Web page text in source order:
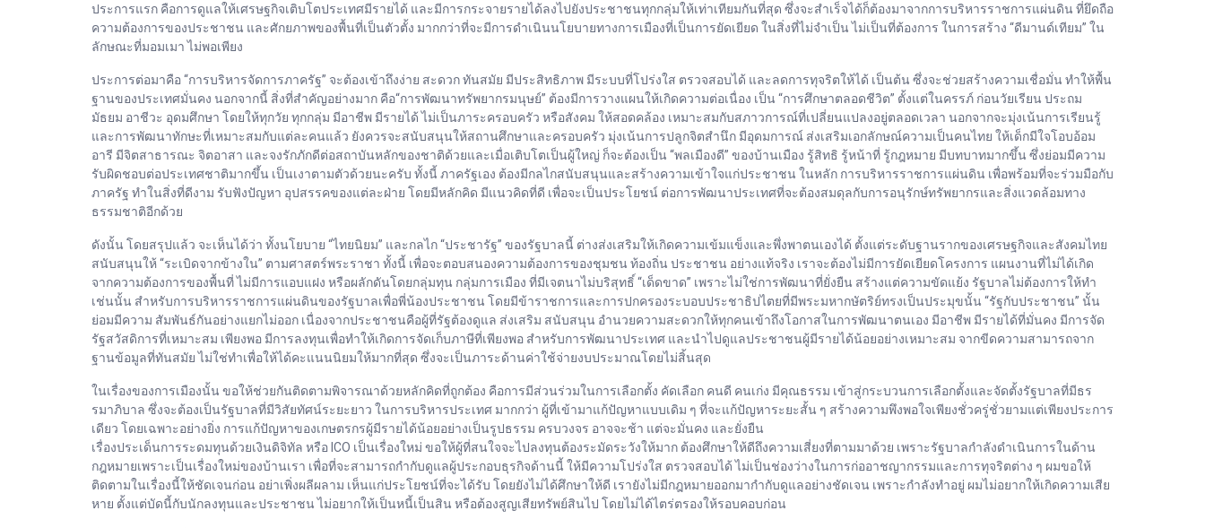
ประการแรก คือการดูแลให้เศรษฐกิจเติบโตประเทศมีรายได้ และมีการกระจายรายได้ลงไปยังประชาชนทุกกลุ่มให้เท่าเทียมกันที่สุด ซึ่งจะสำเร็จได้ก็ต้องมาจากการบริหารราชการแผ่นดิน ที่ยึดถือ
ความต้องการของประชาชน และศักยภาพของพื้นที่เป็นตัวตั้ง มากกว่าที่จะมีการดำเนินนโยบายทางการเมืองที่เป็นการยัดเยียด ในสิ่งที่ไม่จำเป็น ไม่เป็นที่ต้องการ ในการสร้าง “ดีมานด์เทียม” ใน
ลักษณะที่มอมเมา ไม่พอเพียง
ประการต่อมาคือ “การบริหารจัดการภาครัฐ” จะต้องเข้าถึงง่าย สะดวก ทันสมัย มีประสิทธิภาพ มีระบบที่โปร่งใส ตรวจสอบได้ และลดการทุจริตให้ได้ เป็นต้น ซึ่งจะช่วยสร้างความเชื่อมั่น ทำให้พื้น
ฐานของประเทศมั่นคง นอกจากนี้ สิ่งที่สำคัญอย่างมาก คือ“การพัฒนาทรัพยากรมนุษย์” ต้องมีการวางแผนให้เกิดความต่อเนื่อง เป็น “การศึกษาตลอดชีวิต” ตั้งแต่ในครรภ์ ก่อนวัยเรียน ประถม
มัธยม อาชีวะ อุดมศึกษา โดยให้ทุกวัย ทุกกลุ่ม มีอาชีพ มีรายได้ ไม่เป็นภาระครอบครัว หรือสังคม ให้สอดคล้อง เหมาะสมกับสภาวการณ์ที่เปลี่ยนแปลงอยู่ตลอดเวลา นอกจากจะมุ่งเน้นการเรียนรู้
และการพัฒนาทักษะที่เหมาะสมกับแต่ละคนแล้ว ยังควรจะสนับสนุนให้สถานศึกษาและครอบครัว มุ่งเน้นการปลูกจิตสำนึก มีอุดมการณ์ ส่งเสริมเอกลักษณ์ความเป็นคนไทย ให้เด็กมีใจโอบอ้อม
อารี มีจิตสาธารณะ จิตอาสา และจงรักภักดีต่อสถาบันหลักของชาติด้วยและเมื่อเติบโตเป็นผู้ใหญ่ ก็จะต้องเป็น “พลเมืองดี” ของบ้านเมือง รู้สิทธิ รู้หน้าที่ รู้กฎหมาย มีบทบาทมากขึ้น ซึ่งย่อมมีความ
รับผิดชอบต่อประเทศชาติมากขึ้น เป็นเงาตามตัวด้วยนะครับ ทั้งนี้ ภาครัฐเอง ต้องมีกลไกสนับสนุนและสร้างความเข้าใจแก่ประชาชน ในหลัก การบริหารราชการแผ่นดิน เพื่อพร้อมที่จะร่วมมือกับ
ภาครัฐ ทำในสิ่งที่ดีงาม รับฟังปัญหา อุปสรรคของแต่ละฝ่าย โดยมีหลักคิด มีแนวคิดที่ดี เพื่อจะเป็นประโยชน์ ต่อการพัฒนาประเทศที่จะต้องสมดุลกับการอนุรักษ์ทรัพยากรและสิ่งแวดล้อมทาง
ธรรมชาติอีกด้วย
ดังนั้น โดยสรุปแล้ว จะเห็นได้ว่า ทั้งนโยบาย “ไทยนิยม” และกลไก “ประชารัฐ” ของรัฐบาลนี้ ต่างส่งเสริมให้เกิดความเข้มแข็งและพึ่งพาตนเองได้ ตั้งแต่ระดับฐานรากของเศรษฐกิจและสังคมไทย
สนับสนุนให้ “ระเบิดจากข้างใน” ตามศาสตร์พระราชา ทั้งนี้ เพื่อจะตอบสนองความต้องการของชุมชน ท้องถิ่น ประชาชน อย่างแท้จริง เราจะต้องไม่มีการยัดเยียดโครงการ แผนงานที่ไม่ได้เกิด
จากความต้องการของพื้นที่ ไม่มีการแอบแฝง หรือผลักดันโดยกลุ่มทุน กลุ่มการเมือง ที่มีเจตนาไม่บริสุทธิ์ “เด็ดขาด” เพราะไม่ใช่การพัฒนาที่ยั่งยืน สร้างแต่ความขัดแย้ง รัฐบาลไม่ต้องการให้ทำ
เช่นนั้น สำหรับการบริหารราชการแผ่นดินของรัฐบาลเพื่อพี่น้องประชาชน โดยมีข้าราชการและการปกครองระบอบประชาธิปไตยที่มีพระมหากษัตริย์ทรงเป็นประมุขนั้น “รัฐกับประชาชน” นั้น
ย่อมมีความ สัมพันธ์กันอย่างแยกไม่ออก เนื่องจากประชาชนคือผู้ที่รัฐต้องดูแล ส่งเสริม สนับสนุน อำนวยความสะดวกให้ทุกคนเข้าถึงโอกาสในการพัฒนาตนเอง มีอาชีพ มีรายได้ที่มั่นคง มีการจัด
รัฐสวัสดิการที่เหมาะสม เพียงพอ มีการลงทุนเพื่อทำให้เกิดการจัดเก็บภาษีที่เพียงพอ สำหรับการพัฒนาประเทศ และนำไปดูแลประชาชนผู้มีรายได้น้อยอย่างเหมาะสม จากขีดความสามารถจาก
ฐานข้อมูลที่ทันสมัย ไม่ใช่ทำเพื่อให้ได้คะแนนนิยมให้มากที่สุด ซึ่งจะเป็นภาระด้านค่าใช้จ่ายงบประมาณโดยไม่สิ้นสุด
ในเรื่องของการเมืองนั้น ขอให้ช่วยกันติดตามพิจารณาด้วยหลักคิดที่ถูกต้อง คือการมีส่วนร่วมในการเลือกตั้ง คัดเลือก คนดี คนเก่ง มีคุณธรรม เข้าสู่กระบวนการเลือกตั้งและจัดตั้งรัฐบาลที่มีธร
รมาภิบาล ซึ่งจะต้องเป็นรัฐบาลที่มีวิสัยทัศน์ระยะยาว ในการบริหารประเทศ มากกว่า ผู้ที่เข้ามาแก้ปัญหาแบบเดิม ๆ ที่จะแก้ปัญหาระยะสั้น ๆ สร้างความพึงพอใจเพียงชั่วครู่ชั่วยามแต่เพียงประการ
เดียว โดยเฉพาะอย่างยิ่ง การแก้ปัญหาของเกษตรกรผู้มีรายได้น้อยอย่างเป็นรูปธรรม ครบวงจร อาจจะช้า แต่จะมั่นคง และยั่งยืน
เรื่องประเด็นการระดมทุนด้วยเงินดิจิทัล หรือ ICO เป็นเรื่องใหม่ ขอให้ผู้ที่สนใจจะไปลงทุนต้องระมัดระวังให้มาก ต้องศึกษาให้ดีถึงความเสี่ยงที่ตามมาด้วย เพราะรัฐบาลกำลังดำเนินการในด้าน
กฎหมายเพราะเป็นเรื่องใหม่ของบ้านเรา เพื่อที่จะสามารถกำกับดูแลผู้ประกอบธุรกิจด้านนี้ ให้มีความโปร่งใส ตรวจสอบได้ ไม่เป็นช่องว่างในการก่ออาชญากรรมและการทุจริตต่าง ๆ ผมขอให้
ติดตามในเรื่องนี้ให้ชัดเจนก่อน อย่าเพิ่งผลีผลาม เห็นแก่ประโยชน์ที่จะได้รับ โดยยังไม่ได้ศึกษาให้ดี เรายังไม่มีกฎหมายออกมากำกับดูแลอย่างชัดเจน เพราะกำลังทำอยู่ ผมไม่อยากให้เกิดความเสีย
หาย ตั้งแต่บัดนี้กับนักลงทุนและประชาชน ไม่อยากให้เป็นหนี้เป็นสิน หรือต้องสูญเสียทรัพย์สินไป โดยไม่ได้ไตร่ตรองให้รอบคอบก่อน